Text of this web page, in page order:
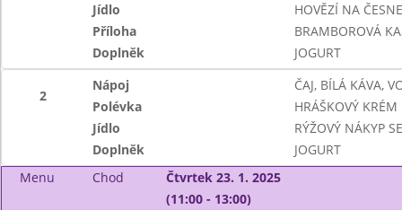
Jídlo
HOVĚZÍ NA
Příloha
BRAMBOROVÁ
Doplněk
JOGURT
2
Nápoj
ČAJ, BÍLÁ KÁVA,
Polévka
HRÁŠKOVÝ KRÉM
Jídlo
RÝŽOVÝ NÁKYP
Doplněk
JOGURT
Menu
Chod
Čtvrtek 23. 1. 2025
(11:00 - 13:00)